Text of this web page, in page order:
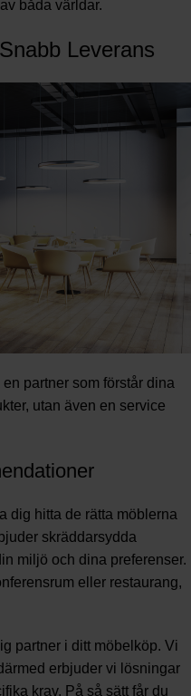
båda världar.
Leverans
partner som förstår dina
utan även en service
dig hitta de rätta möblerna
skräddarsydda
miljö och dina preferenser.
eller restaurang,
partner i ditt möbelköp. Vi
erbjuder vi lösningar
krav. På så sätt får du